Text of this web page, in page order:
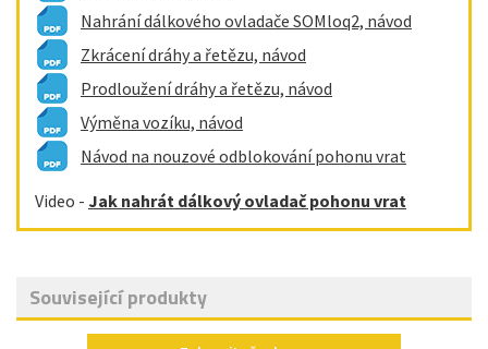
Nahrání dálkového ovladače SOMloq2, návod
Zkrácení dráhy a řetězu, návod
Prodloužení dráhy a řetězu, návod
Výměna vozíku, návod
Návod na nouzové odblokování pohonu vrat
Video - Jak nahrát dálkový ovladač pohonu vrat
Související produkty